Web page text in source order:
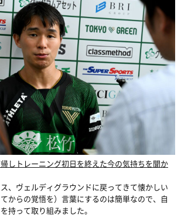
しトレーニング初日を終えた今の気持ちを聞か
、ヴェルディグラウンドに戻ってきて懐かしい
からの覚悟を）言葉にするのは簡単なので、自
持って取り組みました。